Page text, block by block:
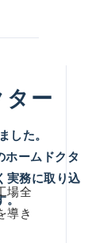
ー
した。
ホームドクタ
実務に取り込
。
場全
導き